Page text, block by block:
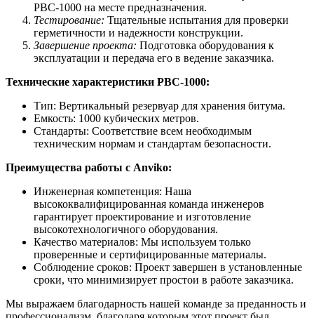
РВС-1000 на месте предназначения.
Тестирование: Тщательные испытания для проверки
герметичности и надежности конструкции.
Завершение проекта: Подготовка оборудования к
эксплуатации и передача его в ведение заказчика.
Технические характеристики РВС-1000:
Тип: Вертикальный резервуар для хранения битума.
Емкость: 1000 кубических метров.
Стандарты: Соответствие всем необходимым
техническим нормам и стандартам безопасности.
Преимущества работы с Anviko:
Инженерная компетенция: Наша
высококвалифицированная команда инженеров
гарантирует проектирование и изготовление
высокотехнологичного оборудования.
Качество материалов: Мы используем только
проверенные и сертифицированные материалы.
Соблюдение сроков: Проект завершен в установленные
сроки, что минимизирует простои в работе заказчика.
Мы выражаем благодарность нашей команде за преданность и